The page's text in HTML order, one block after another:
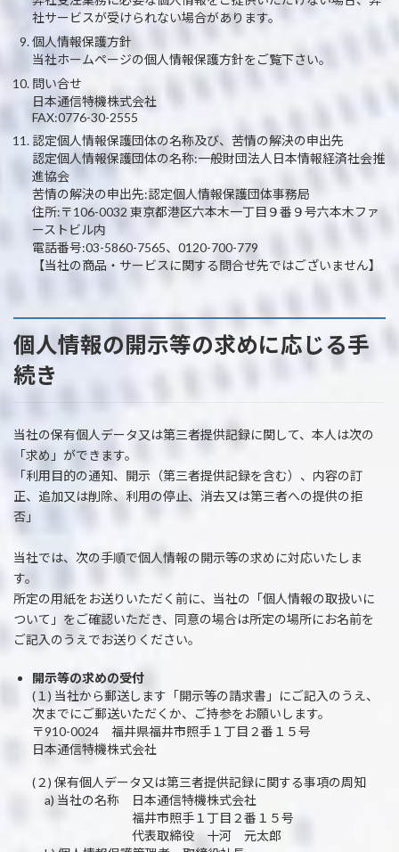
社サービスが受けられない場合があります。
個人情報保護方針
当社ホームページの個人情報保護方針をご覧下さい。
問い合せ
日本通信特機株式会社
FAX:0776-30-2555
認定個人情報保護団体の名称及び、苦情の解決の申出先
認定個人情報保護団体の名称:一般財団法人日本情報経済社会推
進協会
苦情の解決の申出先:認定個人情報保護団体事務局
住所:〒106-0032 東京都港区六本木一丁目９番９号六本木ファ
ーストビル内
電話番号:03-5860-7565、0120-700-779
【当社の商品・サービスに関する問合せ先ではございません】
個人情報の開示等の求めに応じる手
続き
当社の保有個人データ又は第三者提供記録に関して、本人は次の
「求め」ができます。
「利用目的の通知、開示（第三者提供記録を含む）、内容の訂
正、追加又は削除、利用の停止、消去又は第三者への提供の拒
否」
当社では、次の手順で個人情報の開示等の求めに対応いたしま
す。
所定の用紙をお送りいただく前に、当社の「個人情報の取扱いに
ついて」をご確認いただき、同意の場合は所定の場所にお名前を
ご記入のうえでお送りください。
開示等の求めの受付
(１) 当社から郵送します「開示等の請求書」にご記入のうえ、
次までにご郵送いただくか、ご持参をお願いします。
〒910-0024 福井県福井市照手１丁目２番１５号
日本通信特機株式会社
(２) 保有個人データ又は第三者提供記録に関する事項の周知
a) 当社の名称 日本通信特機株式会社
福井市照手１丁目２番１５号
代表取締役 十河 元太郎